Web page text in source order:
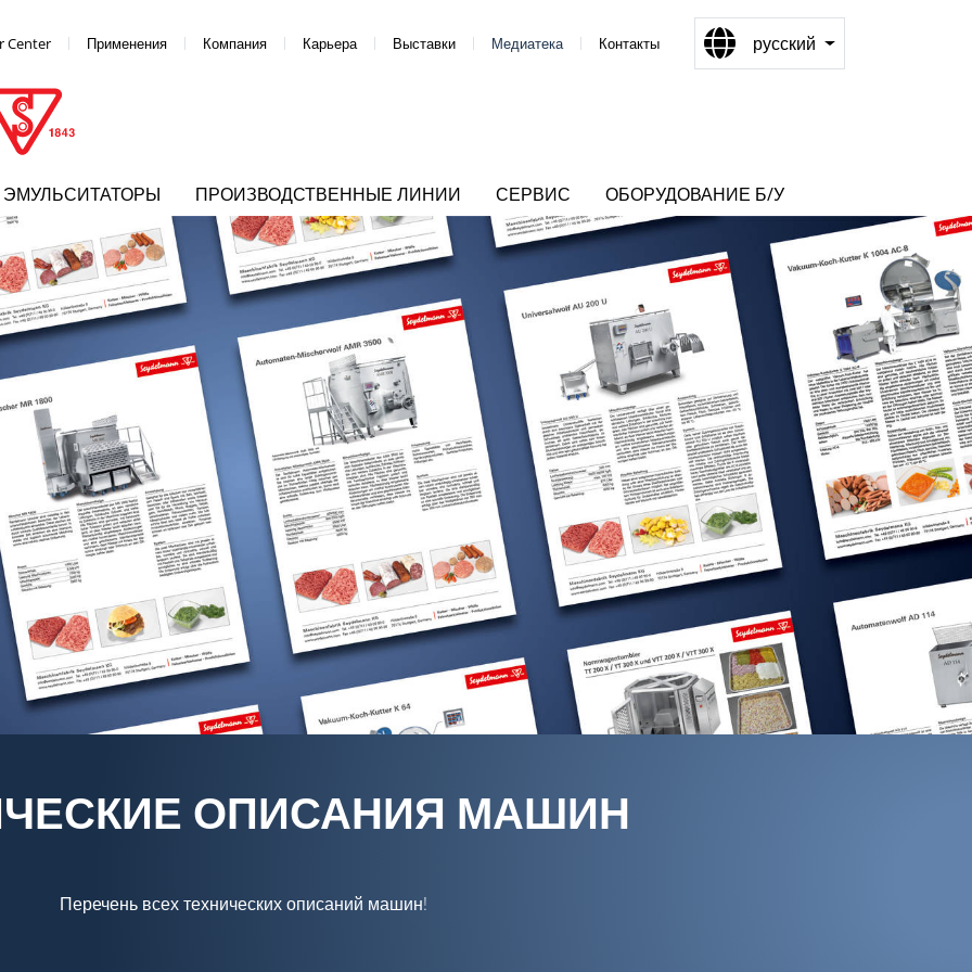
Center Применения Компания Карьера Выставки Медиатека Контакты русский
ЭМУЛЬСИТАТОРЫ ПРОИЗВОДСТВЕННЫЕ ЛИНИИ СЕРВИС ОБОРУДОВАНИЕ Б/У
ОПИСАНИЯ МАШИН
Перечень всех технических описаний машин!